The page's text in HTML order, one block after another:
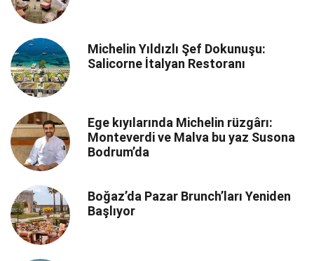
Michelin Yıldızlı Şef Dokunuşu:
Salicorne İtalyan Restoranı
Ege kıyılarında Michelin rüzgârı:
Monteverdi ve Malva bu yaz Susona
Bodrum’da
Boğaz’da Pazar Brunch’ları Yeniden
Başlıyor